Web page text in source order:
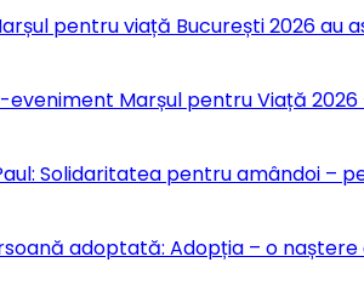
pentru viață București 2026
Marșul pentru Viață 2026
Solidaritatea pentru amândoi –
adoptată: Adopția – o